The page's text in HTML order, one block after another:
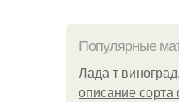
Популярные
Лада т
описание